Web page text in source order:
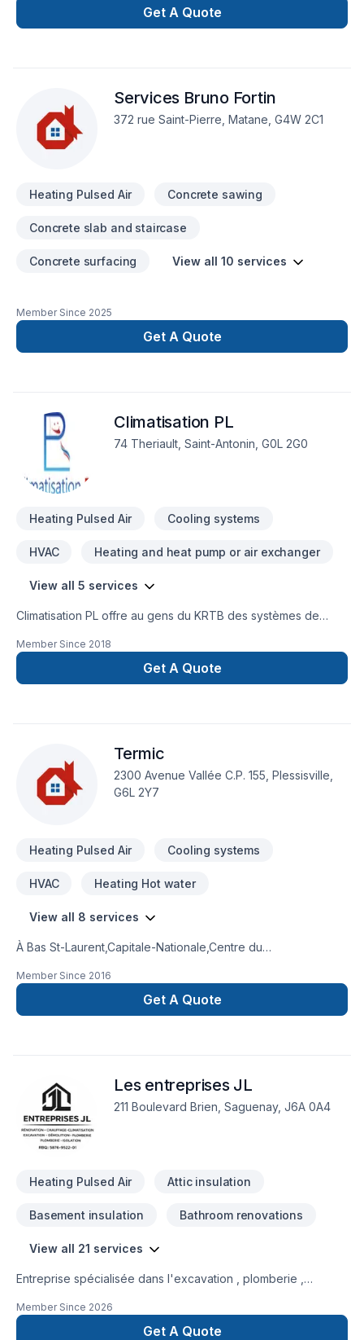
vous confortable et accueillant pour toute la famille.
Transformez votre foyer en un lieu de rassemblement familial
Get A Quote
Services Bruno Fortin
372 rue Saint-Pierre, Matane, G4W 2C1
Heating Pulsed Air Concrete sawing
Concrete slab and staircase
Concrete surfacing View all 10 services
Member Since 2025
Get A Quote
Climatisation PL
74 Theriault, Saint-Antonin, G0L 2G0
Heating Pulsed Air Cooling systems
HVAC Heating and heat pump or air exchanger
View all 5 services
Climatisation PL offre au gens du KRTB des systèmes de
budgets. Nous sommes concessionnaire des thermopompes
Sharp et Panasonic soutenus avec d'excellente garantie!
Nous offrons aussi le service de nettoyage/entretien.
Member Since 2018
Get A Quote
Termic
2300 Avenue Vallée C.P. 155, Plessisville,
G6L 2Y7
Heating Pulsed Air Cooling systems
HVAC Heating Hot water
View all 8 services
À Bas St-Laurent,Capitale-Nationale,Centre du
Ontario,Estrie,Gaspésie–Îles-de-la-
Brunswick,Outaouais,Saguenay-Lac-Saint-Jean, Termic
l'importance d'une approche personnalisée, adaptée à
chaque client, pour garantir des résultats au-delà de vos
attentes. Nous sommes impatients de collaborer avec vous
pour concrétiser votre projet.
Member Since 2016
Get A Quote
Les entreprises JL
211 Boulevard Brien, Saguenay, J6A 0A4
Heating Pulsed Air Attic insulation
Basement insulation Bathroom renovations
View all 21 services
Entreprise spécialisée dans l'excavation , plomberie ,
après-sinistre
Member Since 2026
Get A Quote